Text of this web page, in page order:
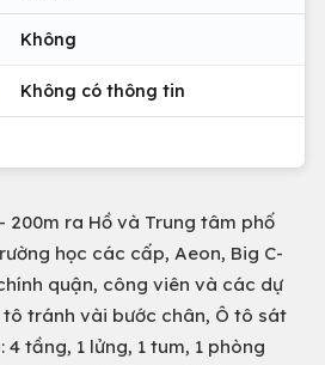
Không
Không có thông tin
200m ra Hồ và Trung tâm phố
học các cấp, Aeon, Big C-
quận, công viên và các dự
tránh vài bước chân, Ô tô sát
tầng, 1 lửng, 1 tum, 1 phòng